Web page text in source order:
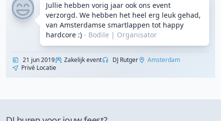
Jullie hebben vorig jaar ook ons event
verzorgd. We hebben het heel erg leuk gehad,
van Amsterdamse smartlappen tot happy
hardcore :) - Bodile | Organisator
21 jun 2019 Zakelijk event DJ Rutger
Amsterdam
Privé Locatie